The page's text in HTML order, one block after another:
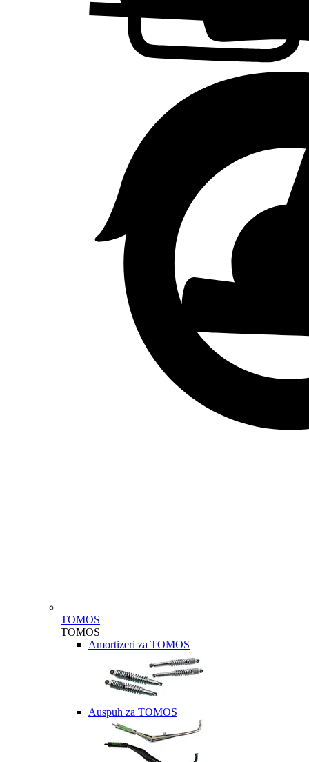
TOMOS
TOMOS
Amortizeri za TOMOS
Auspuh za TOMOS